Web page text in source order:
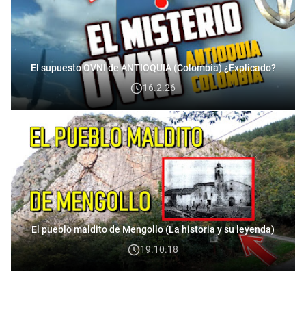
El supuesto OVNI de ANTIOQUIA (Colombia) ¿Explicado?
16.2.26
El pueblo maldito de Mengollo (La historia y su leyenda)
19.10.18